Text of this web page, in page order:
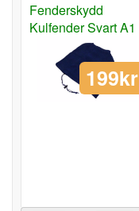
Fenderskydd
Kulfender Svart A1
199kr